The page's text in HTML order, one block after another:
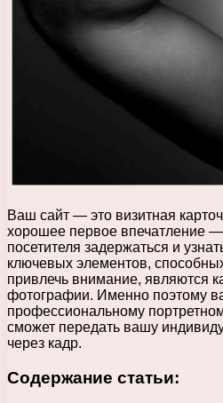
Ваш сайт — это визитная
хорошее первое впечатление —
посетителя задержаться и
ключевых элементов,
привлечь внимание, являются
фотографии. Именно поэтому
профессиональному
сможет передать вашу
через кадр.
Содержание статьи: